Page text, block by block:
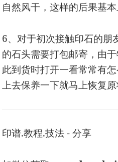
自然风干，这样的后果基本
6、对于初次接触印石的朋
的石头需要打包邮寄，由
此到货时打开一看常常有
上去保养一下就马上恢复原
印谱.教程.技法 - 分享